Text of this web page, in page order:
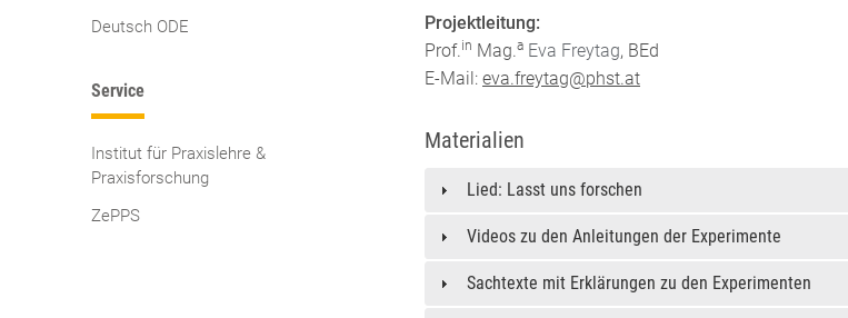
Deutsch ODE
Service
Institut für Praxislehre &
Praxisforschung
ZePPS
Projektleitung:
Prof.in Mag.a Eva Freytag, BEd
E-Mail: eva.freytag@phst.at
Materialien
Lied: Lasst uns forschen
Videos zu den Anleitungen der Experimente
Sachtexte mit Erklärungen zu den Experimenten